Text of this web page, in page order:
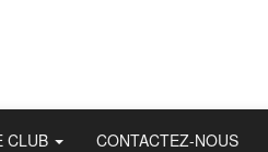
CLUB CONTACTEZ-NOUS